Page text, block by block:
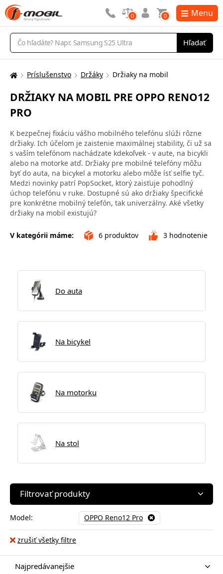
Vyhľadávanie
Hľadať
0 0 Menu
Tu
nachádzate:
Príslušenstvo Držáky Držiaky na mobil
DRŽIAKY NA MOBIL PRE OPPO RENO12
PRO
K bezpečnej fixáciu vášho mobilného telefónu slúži rôzne
držiaky. Ich účelom je zaistenie maximálnej stability, či už sa
s vaším telefónom nachádzate kdekoľvek - v aute, na bicykli
alebo na motorke atď. Držiaky pre mobilné telefóny môžu
byť do auta, na bicykel a motorku alebo môže ísť selfie tyč.
Medzi novinky patrí PopSocket, ktorý zaisťuje pohodlný
úchop telefónu v ruke. Dostupné sú ako držiaky špecifické
pre konkrétne mobilný telefón, tak univerzálny. Aké všetky
držiaky na mobil existujú?
V kategórii máme: 6 produktov 3 hodnotenie
Do auta
Na bicykel
Na motorku
Na stol
Filtrovať produkty
Model: OPPO Reno12 Pro
zrušiť všetky filtre
Najpredávanejšie